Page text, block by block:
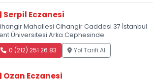
Serpil Eczanesi
Mahallesi Cihangir Caddesi 37 İstanbul
Üniversitesi Arka Cephesinde
0 (212) 251 26 83 Yol Tarifi Al
Ozan Eczanesi